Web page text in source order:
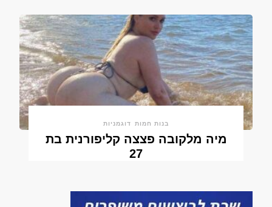
בנות חמות דוגמניות
מיה מלקובה פצצה קליפורנית בת
27